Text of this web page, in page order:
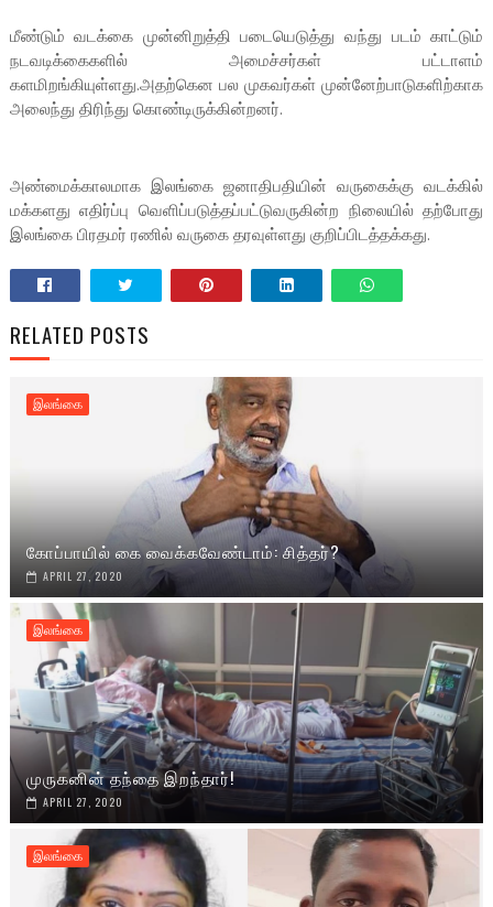
மீண்டும் வடக்கை முன்னிறுத்தி படையெடுத்து வந்து படம் காட்டும்
நடவடிக்கைகளில் அமைச்சர்கள் பட்டாளம்
களமிறங்கியுள்ளது.அதற்கென பல முகவர்கள் முன்னேற்பாடுகளிற்காக
அலைந்து திரிந்து கொண்டிருக்கின்றனர்.
அண்மைக்காலமாக இலங்கை ஜனாதிபதியின் வருகைக்கு வடக்கில்
மக்களது எதிர்ப்பு வெளிப்படுத்தப்பட்டுவருகின்ற நிலையில் தற்போது
இலங்கை பிரதமர் ரணில் வருகை தரவுள்ளது குறிப்பிடத்தக்கது.
RELATED POSTS
இலங்கை
கோப்பாயில் கை வைக்கவேண்டாம்: சித்தர்?
APRIL 27, 2020
இலங்கை
முருகனின் தந்தை இறந்தார்!
APRIL 27, 2020
இலங்கை